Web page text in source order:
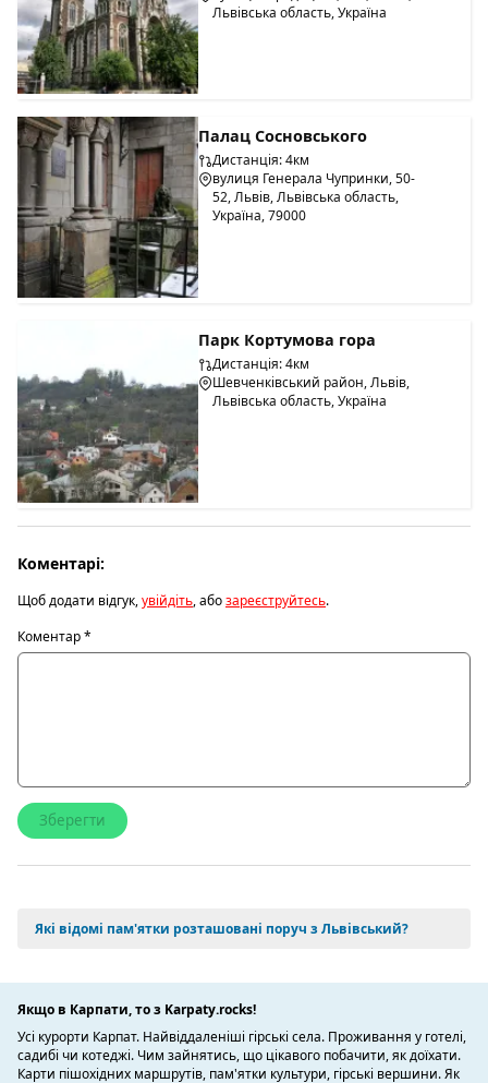
Львівська область, Україна
Палац Сосновського
Дистанція: 4км
вулиця Генерала Чупринки, 50-
52, Львів, Львівська область,
Україна, 79000
Парк Кортумова гора
Дистанція: 4км
Шевченківський район, Львів,
Львівська область, Україна
Коментарі:
Щоб додати відгук,увійдіть, абозареєструйтесь.
Коментар*
Які відомі пам'ятки розташовані поруч з Львівський?
Якщо в Карпати, то з Karpaty.rocks!
Усі курорти Карпат. Найвіддаленіші гірські села. Проживання у готелі,
садибі чи котеджі. Чим зайнятись, що цікавого побачити, як доїхати.
Карти пішохідних маршрутів, пам'ятки культури, гірські вершини. Як